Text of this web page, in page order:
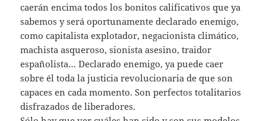
caerán encima todos los bonitos calificativos que ya
sabemos y será oportunamente declarado enemigo,
como capitalista explotador, negacionista climático,
machista asqueroso, sionista asesino, traidor
españolista… Declarado enemigo, ya puede caer
sobre él toda la justicia revolucionaria de que son
capaces en cada momento. Son perfectos totalitarios
disfrazados de liberadores.